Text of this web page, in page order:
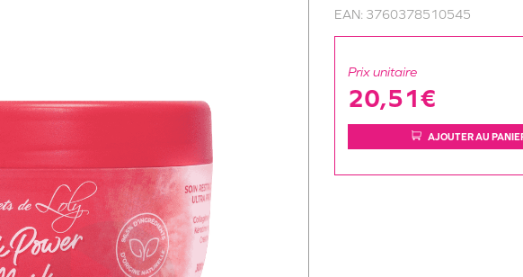
EAN: 3760378510545
Prix unitaire
20,51€
AJOUTER AU